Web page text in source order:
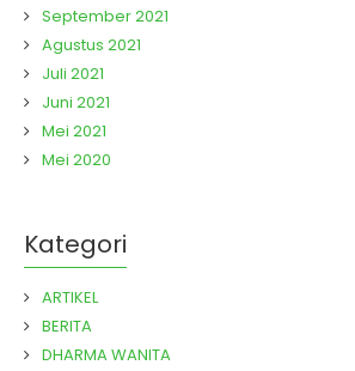
September 2021
Agustus 2021
Juli 2021
Juni 2021
Mei 2021
Mei 2020
Kategori
ARTIKEL
BERITA
DHARMA WANITA